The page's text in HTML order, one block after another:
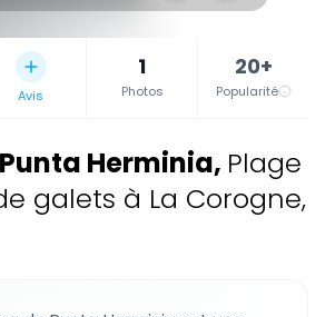
Avis
1
Photos
20+
Popularité
Herminia, Plage
galets à La Corogne,